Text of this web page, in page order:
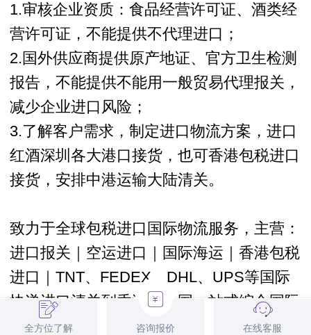
1.审核企业资质：食品经营许可证、酒类经
营许可证，不能提供不代理进口 ；
2.国外供应商提供原产地证、官方卫生检测
报告，不能提供不能用一般贸易代理报关，
减少企业进口风险；
3.了解客户需求，制定进口物流方案，进口
红酒深圳各大港口接货，也可香港包税进口
接货，安排中港运输大陆清关。
致力于全球包税进口 国际物流服务，主营：
进口报关 ｜空运进口｜国际海运｜ 香港包税
进口 ｜TNT、FEDEX、DHL、UPS等国际
快递进口清关到香港和中国一站式综合国际
物流公司。
全方位了解 咨询报价 在线客服